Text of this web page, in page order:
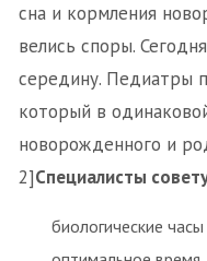
сна и кормления
велись споры.
середину. Педиатры
который в
новорожденного и
2]Специалисты
биологические